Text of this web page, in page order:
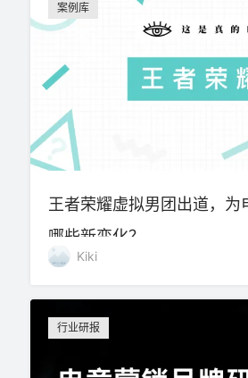
案例库
王者荣耀虚拟男团出道，为
哪些新变化？
Kiki
行业研报